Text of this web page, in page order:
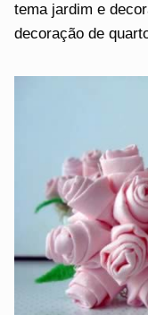
tema jardim e
decoração de